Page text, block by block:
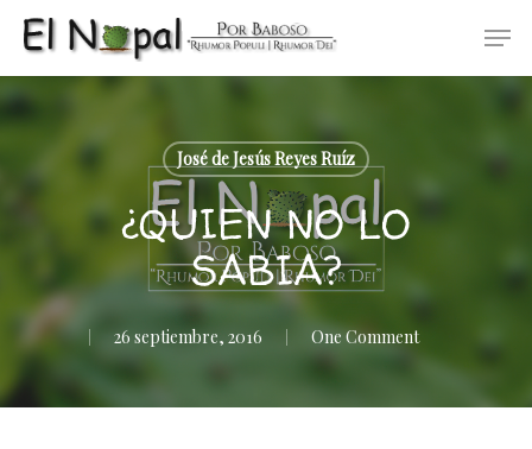
Skip
main
content
José de Jesús Reyes Ruíz
¿QUIEN NO LO
SABIA?
26 septiembre, 2016 One Comment